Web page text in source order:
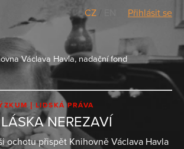
CZ Přihlásit se
Václava Havla, nadační fond
LIDSKÁ PRÁVA
NEREZAVÍ
ochotu přispět Knihovně Václava Havla